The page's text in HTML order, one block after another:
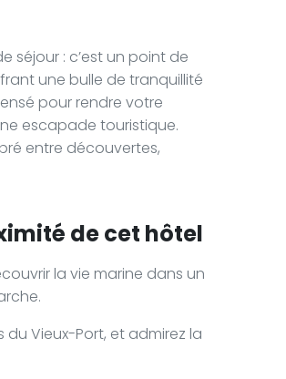
séjour : c’est un point de
une bulle de tranquillité
pour rendre votre
escapade touristique.
entre découvertes,
de cet hôtel
la vie marine dans un
du Vieux-Port, et admirez la